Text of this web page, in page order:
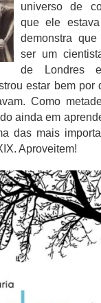
universo de
que ele
demonstra
ser um
de Londres
estar bem por
Como
ainda em
das mais
Aproveitem!